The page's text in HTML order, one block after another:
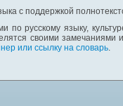
с поддержкой
по русскому языку,
своими
или ссылку на словарь.